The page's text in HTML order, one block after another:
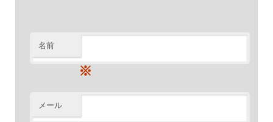
名前
※
メール